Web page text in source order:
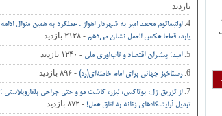
بازدید
اولتیماتوم محمد امیر به شهردار اهواز : عملکرد به همین منوال ادامه
یابد، قطعا عکس العمل نشان می‌دهم - ۲۱۲۸ بازدید
امید؛ پیشران اقتصاد و تاب‌آوری ملی - ۱۲۴۰ بازدید
رستاخیز جهانی برای امام خامنه‌ای(ره) - ۸۹۶ بازدید
از تزریق ژل، بوتاکس، لیزر، کاشت مو و حتی جراحی‌ بلفاروپلاستی ؛
تبدیل آرایشگاه‌های زنانه به اتاق‌ عمل‌! - ۸۷۲ بازدید